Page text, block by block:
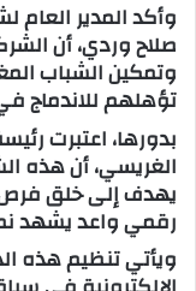
صلاح وردي، أن
وتمكين الشباب
تؤهلهم للاندماج
بدورها، اعتبرت
الغريسي، أن هذه
يهدف إلى خلق فرص
رقمي واعد يشهد
ويأتي تنظيم هذه